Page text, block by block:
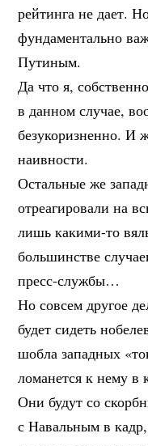
рейтинга не дает.
фундаментально
Путиным.
Да что я,
в данном случае,
безукоризненно. И
наивности.
Остальные же
отреагировали на
лишь какими-то
большинстве
пресс-службы…
Но совсем другое
будет сидеть
шобла западных
ломанется к нему в
Они будут со
с Навальным в